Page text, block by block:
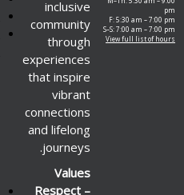
pm
F: 5:30 am – 7:00 pm
S–S: 7:00 am – 7:00 pm
View full list of hours
inclusive
community
through
experiences
that inspire
vibrant
connections
and lifelong
journeys.
Values
Respect –